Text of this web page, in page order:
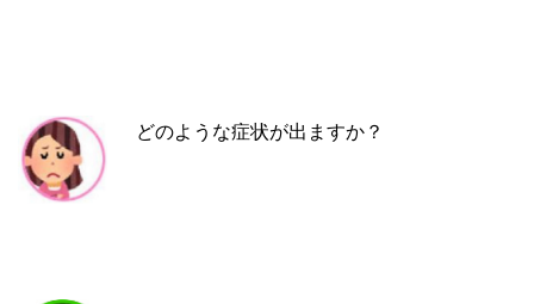
どのような症状が出ますか？